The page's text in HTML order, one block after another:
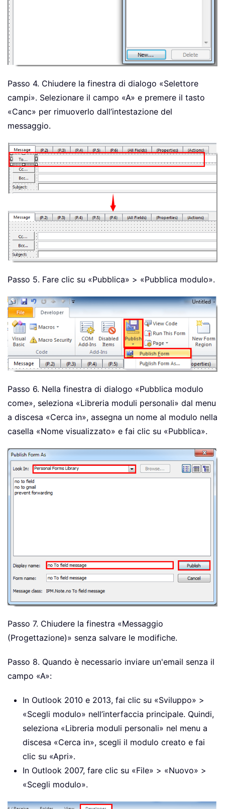
Passo 4. Chiudere la finestra di dialogo «Selettore
campi». Selezionare il campo «A» e premere il tasto
«Canc» per rimuoverlo dall’intestazione del
messaggio.
Passo 5. Fare clic su «Pubblica» > «Pubblica modulo».
Passo 6. Nella finestra di dialogo «Pubblica modulo
come», seleziona «Libreria moduli personali» dal menu
a discesa «Cerca in», assegna un nome al modulo nella
casella «Nome visualizzato» e fai clic su «Pubblica».
Passo 7. Chiudere la finestra «Messaggio
(Progettazione)» senza salvare le modifiche.
Passo 8. Quando è necessario inviare un'email senza il
campo «A»:
In Outlook 2010 e 2013, fai clic su «Sviluppo» >
«Scegli modulo» nell’interfaccia principale. Quindi,
seleziona «Libreria moduli personali» nel menu a
discesa «Cerca in», scegli il modulo creato e fai
clic su «Apri».
In Outlook 2007, fare clic su «File» > «Nuovo» >
«Scegli modulo».